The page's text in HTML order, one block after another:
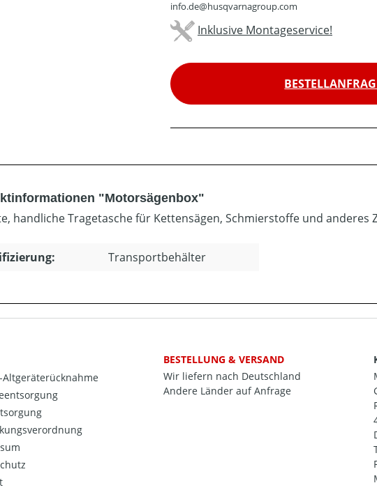
info.de@husqvarnagroup.com
Inklusive Montageservice!
"Motorsägenbox"
handliche Tragetasche für Kettensägen, Schmierstoffe und anderes
Transportbehälter
Altgeräterücknahme
BESTELLUNG & VERSAND
Wir liefern nach Deutschland
Andere Länder auf Anfrage